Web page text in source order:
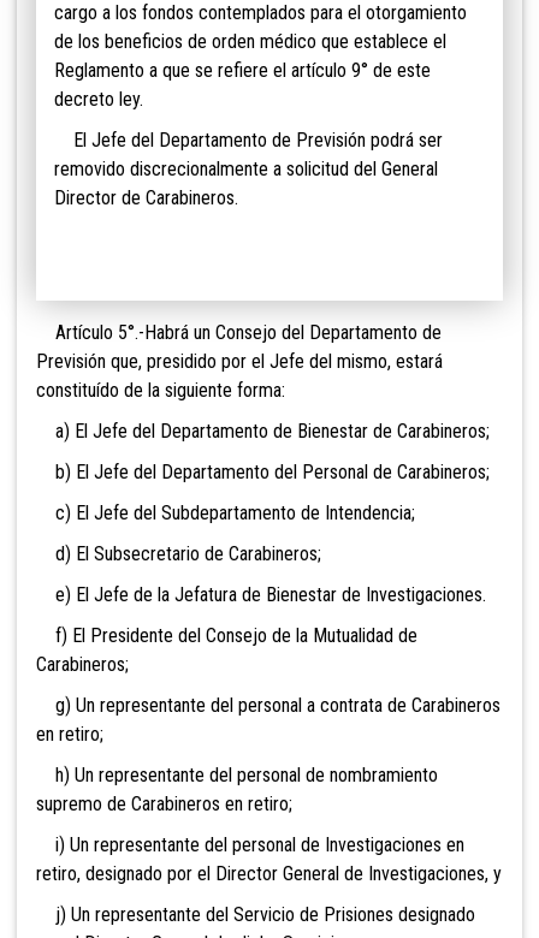
cargo a los fondos contemplados para el otorgamiento
de los beneficios de orden médico que establece el
Reglamento a que se refiere el artículo 9° de este
decreto ley.
El Jefe del Departamento de Previsión podrá ser
removido discrecionalmente a solicitud del General
Director de Carabineros.
Artículo 5°.-Habrá un Consejo del Departamento de
Previsión que, presidido por el Jefe del mismo, estará
constituído de la siguiente forma:
a) El Jefe del Departamento de Bienestar de Carabineros;
b) El Jefe del Departamento del Personal de Carabineros;
c) El Jefe del Subdepartamento de Intendencia;
d) El Subsecretario de Carabineros;
e) El Jefe de la Jefatura de Bienestar de Investigaciones.
f) El Presidente del Consejo de la Mutualidad de
Carabineros;
g) Un representante del personal a contrata de Carabineros
en retiro;
h) Un representante del personal de nombramiento
supremo de Carabineros en retiro;
i) Un representante del personal de Investigaciones en
retiro, designado por el Director General de Investigaciones, y
j) Un representante del Servicio de Prisiones designado